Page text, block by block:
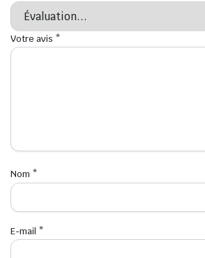
Votre avis *
Nom *
E-mail *